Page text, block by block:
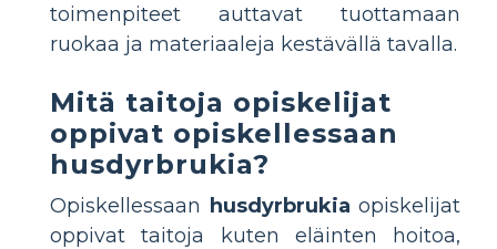
toimenpiteet auttavat tuottamaan
ruokaa ja materiaaleja kestävällä tavalla.
Mitä taitoja opiskelijat
oppivat opiskellessaan
husdyrbrukia?
Opiskellessaan husdyrbrukia opiskelijat
oppivat taitoja kuten eläinten hoitoa,